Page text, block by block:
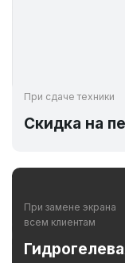
При сдаче техники
Скидка на
При замене экрана
всем клиентам